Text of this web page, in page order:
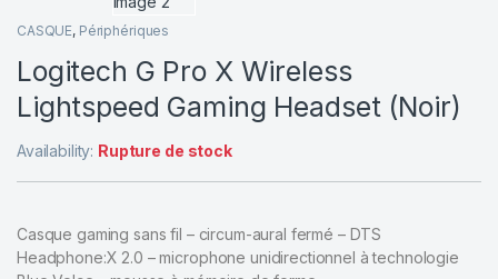
CASQUE, Périphériques
Logitech G Pro X Wireless
Lightspeed Gaming Headset (Noir)
Availability: Rupture de stock
Casque gaming sans fil – circum-aural fermé – DTS
Headphone:X 2.0 – microphone unidirectionnel à technologie